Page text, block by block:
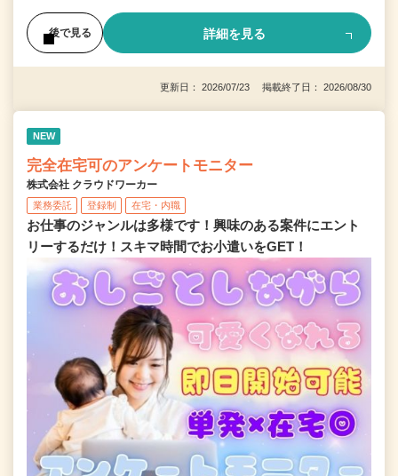
後で見る 詳細を見る
更新日： 2026/07/23 掲載終了日： 2026/08/30
NEW
完全在宅可のアンケートモニター
株式会社 クラウドワーカー
業務委託 登録制 在宅・内職
お仕事のジャンルは多様です！興味のある案件にエント
リーするだけ！スキマ時間でお小遣いをGET！